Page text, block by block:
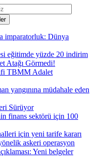
imparatorluk: Dünya
eğitimde yüzde 20 indirim
Atağı Görmedi!
TBMM Adalet
yangınına müdahale eden
Sürüyor
finans sektörü için 100
için yeni tarife kararı
askeri operasyon
Yeni belgeler